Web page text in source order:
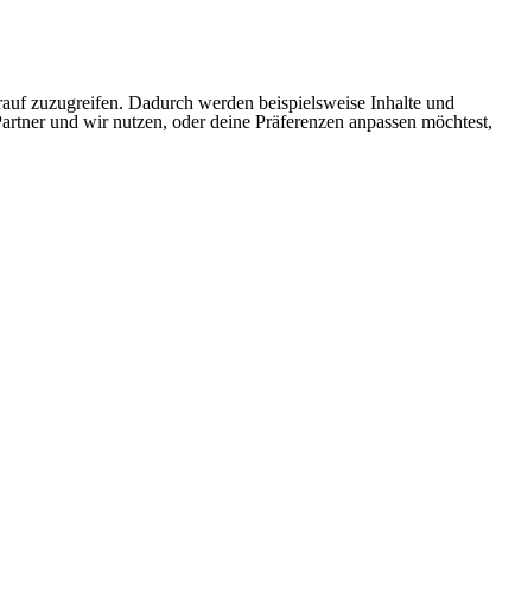
zuzugreifen. Dadurch werden beispielsweise Inhalte und
und wir nutzen, oder deine Präferenzen anpassen möchtest,